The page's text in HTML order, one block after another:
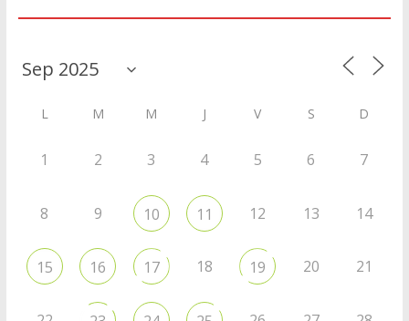
L M M J V S D
1 2 3 4 5 6 7
8 9 10 11 12 13 14
15 16 17 18 19 20 21